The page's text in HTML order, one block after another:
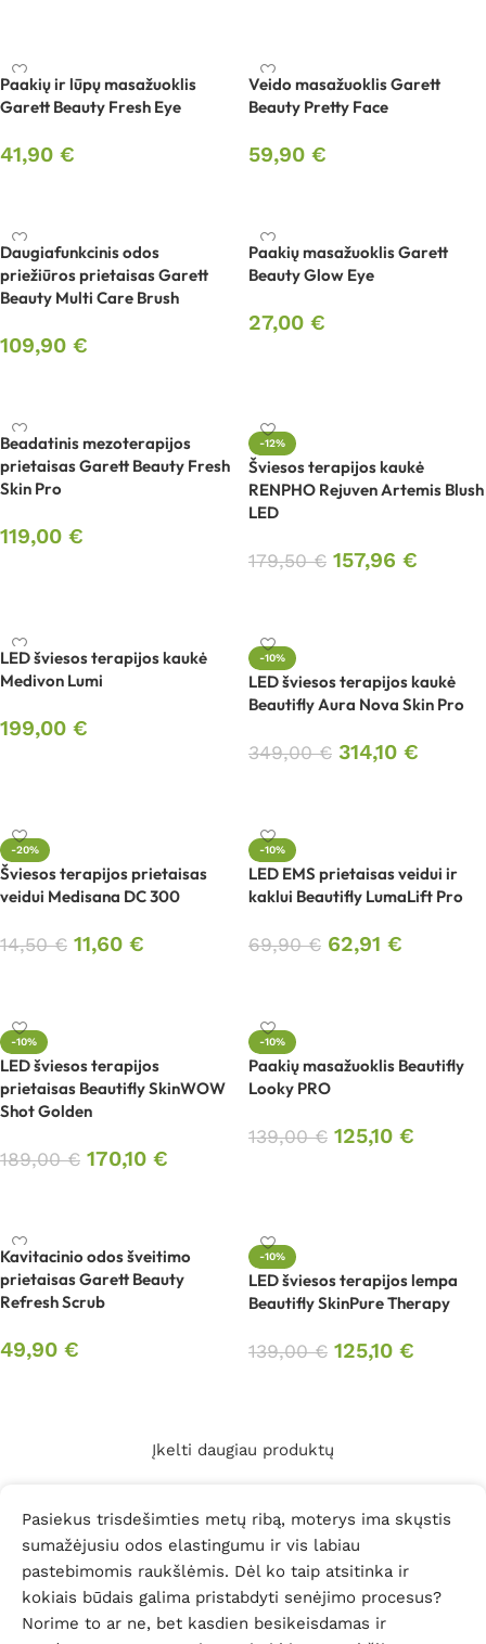
Paakių ir lūpų masažuoklis
Garett Beauty Fresh Eye
41,90 €
Veido masažuoklis Garett
Beauty Pretty Face
59,90 €
Daugiafunkcinis odos
priežiūros prietaisas Garett
Beauty Multi Care Brush
109,90 €
Paakių masažuoklis Garett
Beauty Glow Eye
27,00 €
Beadatinis mezoterapijos
prietaisas Garett Beauty Fresh
Skin Pro
119,00 €
-12%
Šviesos terapijos kaukė
RENPHO Rejuven Artemis Blush
LED
179,50€ 157,96 €
LED šviesos terapijos kaukė
Medivon Lumi
199,00 €
-10%
LED šviesos terapijos kaukė
Beautifly Aura Nova Skin Pro
349,00€ 314,10 €
-20%
Šviesos terapijos prietaisas
veidui Medisana DC 300
14,50€ 11,60 €
-10%
LED EMS prietaisas veidui ir
kaklui Beautifly LumaLift Pro
69,90€ 62,91 €
-10%
LED šviesos terapijos
prietaisas Beautifly SkinWOW
Shot Golden
189,00€ 170,10 €
-10%
Paakių masažuoklis Beautifly
Looky PRO
139,00€ 125,10 €
Kavitacinio odos šveitimo
prietaisas Garett Beauty
Refresh Scrub
49,90 €
-10%
LED šviesos terapijos lempa
Beautifly SkinPure Therapy
139,00€ 125,10 €
Įkelti daugiau produktų
Pasiekus trisdešimties metų ribą, moterys ima skųstis
sumažėjusiu odos elastingumu ir vis labiau
pastebimomis raukšlėmis. Dėl ko taip atsitinka ir
kokiais būdais galima pristabdyti senėjimo procesus?
Norime to ar ne, bet kasdien besikeisdamas ir